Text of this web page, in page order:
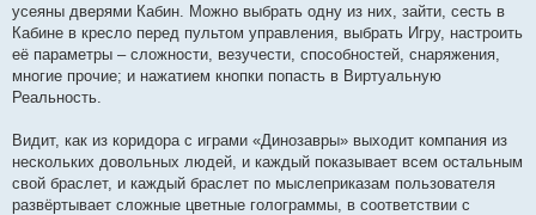
усеяны дверями Кабин. Можно выбрать одну из них, зайти, сесть в
Кабине в кресло перед пультом управления, выбрать Игру, настроить
её параметры – сложности, везучести, способностей, снаряжения,
многие прочие; и нажатием кнопки попасть в Виртуальную
Реальность.
Видит, как из коридора с играми «Динозавры» выходит компания из
нескольких довольных людей, и каждый показывает всем остальным
свой браслет, и каждый браслет по мыслеприказам пользователя
развёртывает сложные цветные голограммы, в соответствии с